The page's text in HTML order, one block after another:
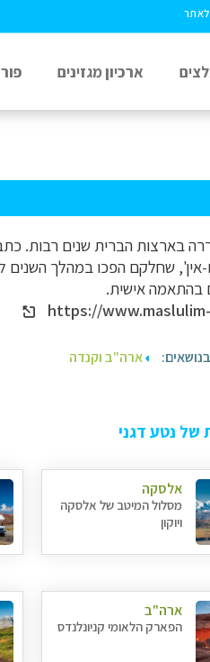
ארכיון מגזינים
אין', שחלקם הפכו במהלך השנים
בהתאמה אישית.
https://
ארה"ב וקנדה
של נטע דגני
אלסקה
מסלול המיטב של אלסקה
ויוקון
ארה"ב
הפארק הלאומי קניונלנדס